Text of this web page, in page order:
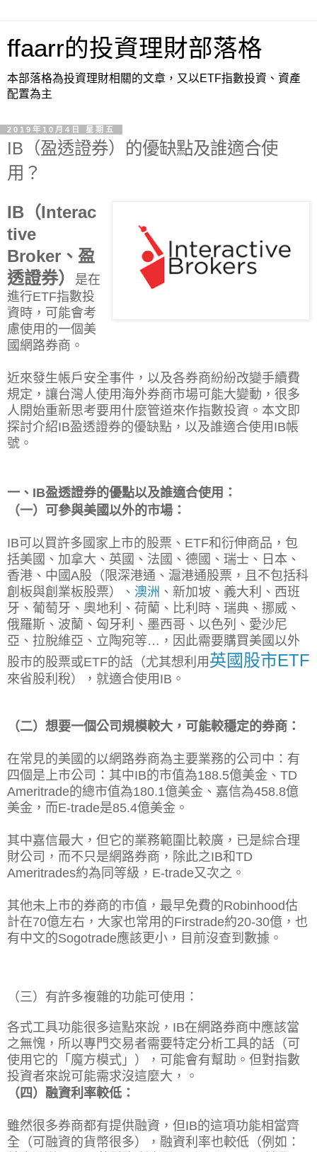
ffaarr的投資理財部落格
本部落格為投資理財相關的文章，又以ETF指數投資、資產
配置為主
2019年10月4日 星期五
IB（盈透證券）的優缺點及誰適合使
用？
IB（Interac
tive
Broker、盈
透證券）
是在
進行ETF指數投
資時，可能會考
慮使用的一個美
國網路券商。
近來發生帳戶安全事件，以及各券商紛紛改變手續費
規定，讓台灣人使用海外券商市場可能大變動，很多
人開始重新思考要用什麼管道來作指數投資。 本文即
探討介紹IB盈透證券的優缺點，以及誰適合使用IB帳
號。
一、IB盈透證券的優點以及誰適合使用：
（一）可參與美國以外的市場：
IB可以買許多國家上市的股票、ETF和衍伸商品，包
括美國、加拿大、英國、法國、德國、瑞士、日本、
香港、中國A股（限深港通、滬港通股票，且不包括科
創板與創業板股票）、 澳洲 、新加坡、義大利、西班
牙、葡萄牙、奧地利、荷蘭、比利時、瑞典、挪威、
俄羅斯、波蘭、匈牙利、墨西哥、以色列、愛沙尼
亞、拉脫維亞、立陶宛等…，因此需要購買美國以外
股市的股票或ETF的話（尤其想利用 英國股市ETF
來省股利稅），就適合使用IB。
（二）想要一個公司規模較大，可能較穩定的券商：
在常見的美國的以網路券商為主要業務的公司中：有
四個是上市公司：其中IB的市值為188.5億美金、TD
Ameritrade的總市值為180.1億美金、嘉信為458.8億
美金，而E-trade是85.4億美金。
其中嘉信最大，但它的業務範圍比較廣，已是綜合理
財公司，而不只是網路券商，除此之IB和TD
Ameritrades約為同等級，E-trade又次之。
其他未上市的券商的市值，最早免費的Robinhood估
計在70億左右，大家也常用的Firstrade約20-30億，也
有中文的Sogotrade應該更小，目前沒查到數據。
（三）有許多複雜的功能可使用：
各式工具功能很多這點來說，IB在網路券商中應該當
之無愧，所以專門交易者需要特定分析工具的話（可
使用它的「魔方模式」），可能會有幫助。但對指數
投資者來說可能需求沒這麼大，。
（四）融資利率較低：
雖然很多券商都有提供融資，但IB的這項功能相當齊
全（可融資的貨幣很多），融資利率也較低（例如：